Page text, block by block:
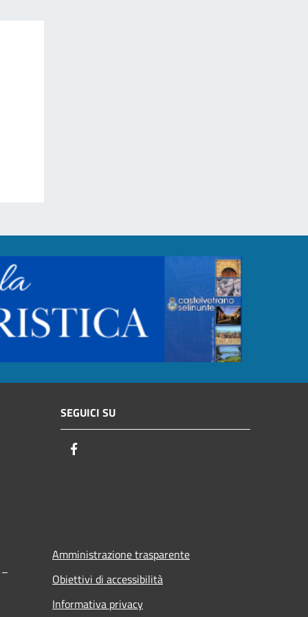
SEGUICI SU
Amministrazione trasparente
Obiettivi di accessibilità
Informativa privacy